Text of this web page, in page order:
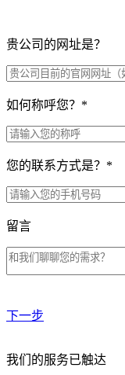
贵公司的网址是？
如何称呼您？ *
您的联系方式是？ *
留言
下一步
贵公司预算范围是？
我们的服务已触达